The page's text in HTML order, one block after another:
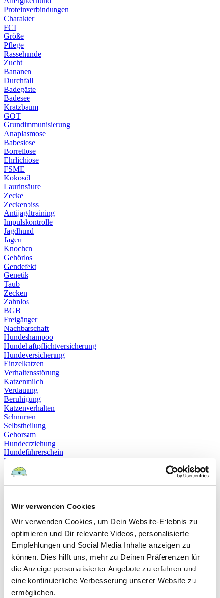
Wir verwenden Cookies
Wir verwenden Cookies, um Dein Website-Erlebnis zu
optimieren und Dir relevante Videos, personalisierte
Empfehlungen und Social Media Inhalte anzeigen zu
können. Dies hilft uns, mehr zu Deinen Präferenzen für
die Anzeige personalisierter Angebote zu erfahren und
eine kontinuierliche Verbesserung unserer Website zu
ermöglichen.
Proteinverbindungen
Charakter
FCI
Größe
Pflege
Rassehunde
Zucht
Bananen
Durchfall
Badegäste
Badesee
Kratzbaum
GOT
Grundimmunisierung
Anaplasmose
Babesiose
Borreliose
Ehrlichiose
FSME
Kokosöl
Laurinsäure
Zecke
Zeckenbiss
Antijagdtraining
Impulskontrolle
Jagdhund
Jagen
Knochen
Gehörlos
Gendefekt
Genetik
Taub
Zecken
Zahnlos
BGB
Freigänger
Nachbarschaft
Hundeshampoo
Hundehaftpflichtversicherung
Hundeversicherung
Einzelkatzen
Verhaltensstörung
Katzenmilch
Verdauung
Beruhigung
Katzenverhalten
Schnurren
Selbstheilung
Gehorsam
Hundeerziehung
Hundeführerschein
Prüfung
Sachkundenachweis
Sozialverträglichkeit
Bloodhound
Mantrailing
Schäferhund
Schweißhund
exzessives Lecken
Niesen
Hepatitis
Impfen
Leptospirose
Parvovirose
Staupe